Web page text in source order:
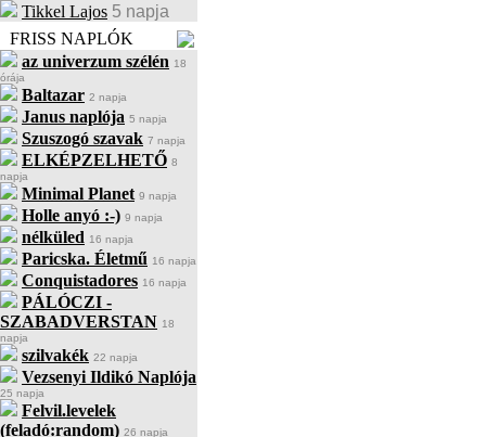
Tikkel Lajos 5 napja
FRISS NAPLÓK
az univerzum szélén 18
órája
Baltazar 2 napja
Janus naplója 5 napja
Szuszogó szavak 7 napja
ELKÉPZELHETŐ 8
napja
Minimal Planet 9 napja
Holle anyó :-) 9 napja
nélküled 16 napja
Paricska. Életmű 16 napja
Conquistadores 16 napja
PÁLÓCZI -
SZABADVERSTAN 18
napja
szilvakék 22 napja
Vezsenyi Ildikó Naplója
25 napja
Felvil.levelek
(feladó:random) 26 napja